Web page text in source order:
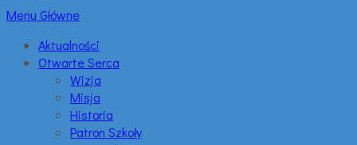
Menu Główne
Aktualności
Otwarte Serca
Wizja
Misja
Historia
Patron Szkoły